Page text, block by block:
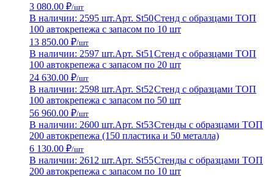
3 080.00 ₽/шт
В наличии: 2595 шт.Арт. St50Стенд с образцами ТОП
100 автокрепежа с запасом по 10 шт
13 850.00 ₽/шт
В наличии: 2597 шт.Арт. St51 Стенд с образцами ТОП
100 автокрепежа с запасом по 20 шт
24 630.00 ₽/шт
В наличии: 2598 шт.Арт. St52Стенд с образцами ТОП
100 автокрепежа с запасом по 50 шт
56 960.00 ₽/шт
В наличии: 2600 шт.Арт. St53Стенды с образцами ТОП
200 автокрепежа (150 пластика и 50 металла)
6 130.00 ₽/шт
В наличии: 2612 шт.Арт. St55Стенды с образцами ТОП
200 автокрепежа с запасом по 10 шт